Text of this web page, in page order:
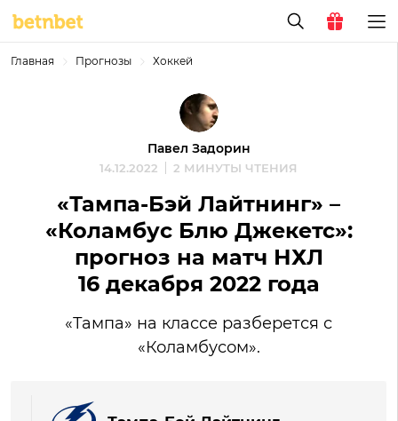
Главная Прогнозы Хоккей
Павел Задорин
14.12.2022 2 МИНУТЫ ЧТЕНИЯ
«Тампа-Бэй Лайтнинг» –
«Коламбус Блю Джекетс»:
прогноз на матч НХЛ
16 декабря 2022 года
«Тампа» на классе разберется с
«Коламбусом».